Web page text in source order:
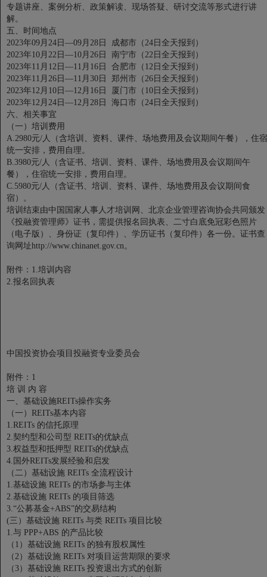
专题讲座、案例分析、政策解读、现场答疑、研讨交流等形式进行讲
解。
五、时间地点
2023年09月24日—09月28日 成都市（24日全天报到）
2023年10月22日—10月26日 南宁市（22日全天报到）
2023年11月12日—11月16日 合肥市（12日全天报到）
2023年11月26日—11月30日 郑州市（26日全天报到）
2023年12月10日—12月16日 厦门市（10日全天报到）
2023年12月24日—12月28日 海口市（24日全天报到）
六、相关事宜
（一）培训费用
A.2980元/人（含培训、资料、课件、场地费用及会议期间午餐），住宿
统一安排，费用自理。
B.3980元/人（含证书、培训、资料、课件、场地费用及会议期间午
餐），住宿统一安排，费用自理。
C.5980元/人（含证书、培训、资料、课件、场地费用及会议期间食
宿）。
培训结束由中国国家人事人才培训网、北京企业管理咨询协会共同颁发
《投融资管理师》证书，需提供报名回执表、二寸白底免冠彩色照片
（电子版）、身份证（复印件）、学历证书（复印件）各一份。证书查
询网址http://www.chinanet.gov.cn。
附件：1.培训内容
2.报名回执表
中国投资协会项目投融资专业委员会
附件：1
培 训 内 容
一、基础设施REITs操作实务
（一）REITs基本内容
1.REITs 的信托原理
2.契约型和公司型 REITs的优缺点
3.权益型和抵押型 REITs的优缺点
4.国外REITs发展经验和启发
（二）基础设施 REITs 全流程设计
1.基础设施 REITs 的市场参与主体
2.基础设施 REITs 的项目筛选
3.“公募基金+ABS”的交易结构
(三）基础设施 REITs 与类 REITs 项目比较
1.与 PPP+ABS 的产品比较
（1）基础设施 REITs 的独有股权属性
（2）基础设施 REITs 对项目运营期限的要求
（3）基础设施 REITs 投资退出方式的创新